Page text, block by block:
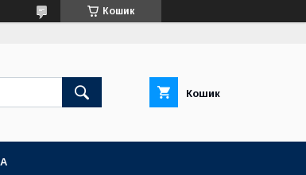
Кошик
Кошик